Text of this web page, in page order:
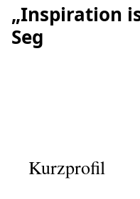
„Inspiration
Seg
Kurzprofil